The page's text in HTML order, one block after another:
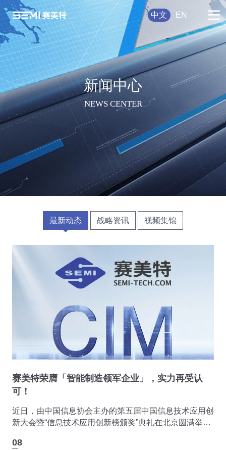
中文 EN
新闻中心
NEWS CENTER
最新动态 战略资讯 视频集锦
赛美特荣膺「智能制造领军企业」，实力再受认
可！
近日，由中国信息协会主办的第五届中国信息技术应用创
新大会暨“信息技术应用创新榜颁奖”典礼在北京圆满举
08